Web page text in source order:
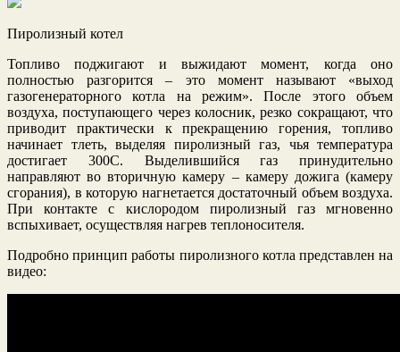
Пиролизный котел
Топливо поджигают и выжидают момент, когда оно
полностью разгорится – это момент называют «выход
газогенераторного котла на режим». После этого объем
воздуха, поступающего через колосник, резко сокращают, что
приводит практически к прекращению горения, топливо
начинает тлеть, выделяя пиролизный газ, чья температура
достигает 300С. Выделившийся газ принудительно
направляют во вторичную камеру – камеру дожига (камеру
сгорания), в которую нагнетается достаточный объем воздуха.
При контакте с кислородом пиролизный газ мгновенно
вспыхивает, осуществляя нагрев теплоносителя.
Подробно принцип работы пиролизного котла представлен на
видео: